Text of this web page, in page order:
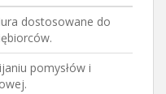
dostosowane do
pomysłów i